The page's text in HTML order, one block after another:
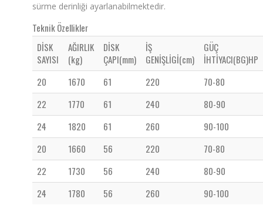
sürme derinliği ayarlanabilmektedir.
Teknik Özellikler
DİSK
SAYISI
AĞIRLIK
(kg)
DİSK
ÇAPI(mm)
İŞ
GENİŞLİGİ(cm)
GÜÇ
İHTİYACI(BG)HP
20
1670 61 220
70-80
22
1770 61 240
80-90
24
1820 61 260
90-100
20
1660 56 220
70-80
22
1730 56 240
80-90
24
1780 56 260 90-100